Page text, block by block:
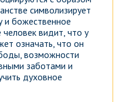
символизирует
и божественное
видит, что у
означать, что он
возможности
заботами и
духовное